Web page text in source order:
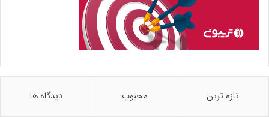
تازه ترین محبوب دیدگاه ها